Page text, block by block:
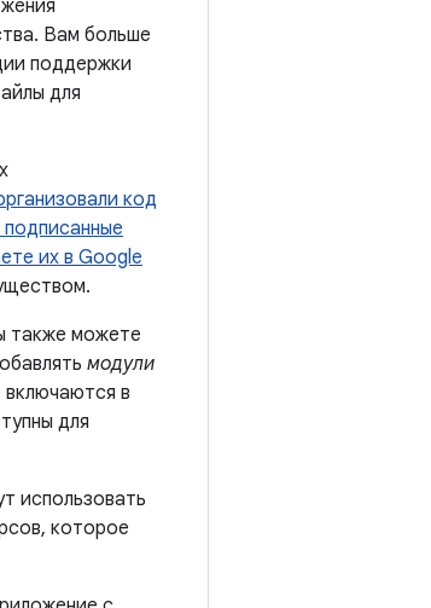
Вам больше
поддержки
для
код
их в Google
также можете
модули
в
для
использовать
которое